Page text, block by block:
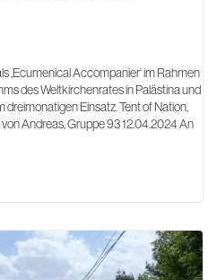
‚Ecumenical Accompanier‘ im Rahmen
des Weltkirchenrates in Palästina und
dreimonatigen Einsatz. Tent of Nation,
von Andreas, Gruppe 93 12.04.2024 An